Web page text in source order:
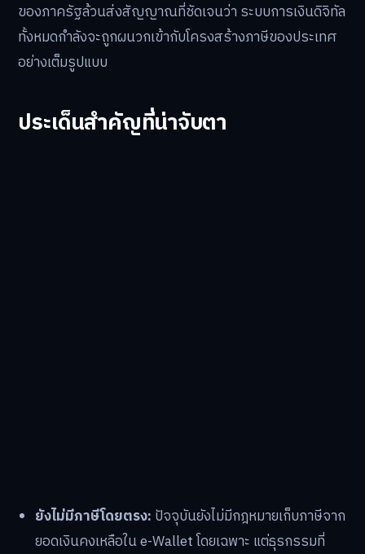
ของภาครัฐล้วนส่งสัญญาณที่ชัดเจนว่า ระบบการเงินดิจิทัล
ทั้งหมดกำลังจะถูกผนวกเข้ากับโครงสร้างภาษีของประเทศ
อย่างเต็มรูปแบบ
ประเด็นสำคัญที่น่าจับตา
ยังไม่มีภาษีโดยตรง: ปัจจุบันยังไม่มีกฎหมายเก็บภาษีจาก
ยอดเงินคงเหลือใน e-Wallet โดยเฉพาะ แต่ธุรกรรมที่